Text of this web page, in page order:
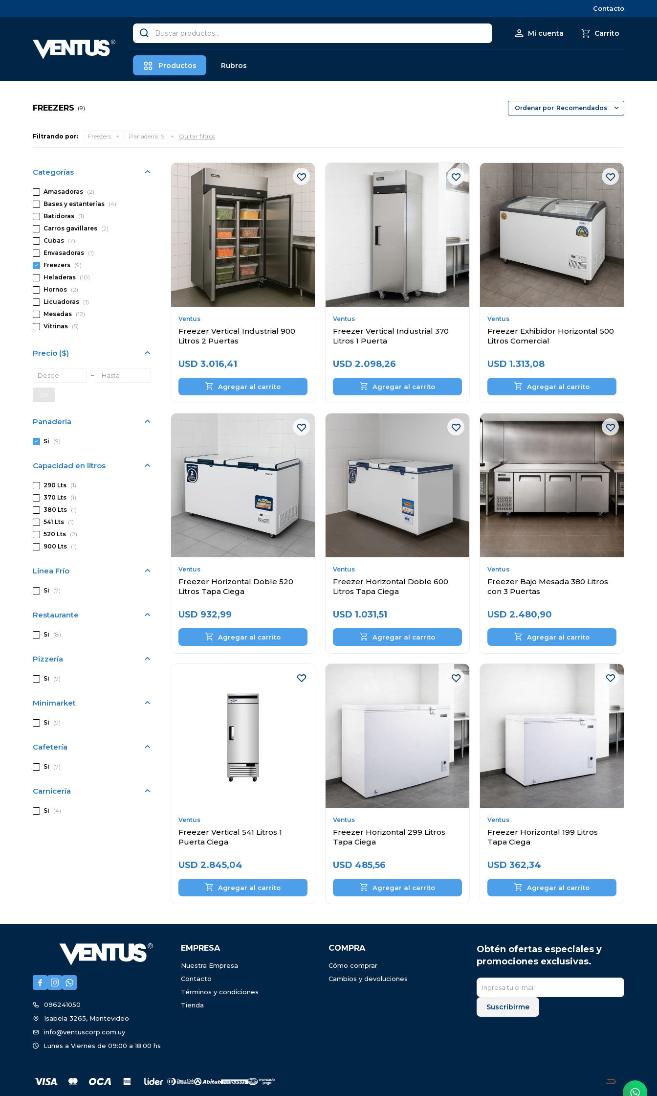
Productos Rubros
Contacto
FREEZERS (9) Recomendados
Filtrando por: Freezers Panadería: Si Quitar filtros
Ventus
Freezer Vertical Industrial 900
Litros 2 Puertas
USD 3.016,41
Ventus
Freezer Vertical Industrial 370
Litros 1 Puerta
USD 2.098,26
Ventus
Freezer Exhibidor Horizontal 500
Litros Comercial
USD 1.313,08
Ventus
Freezer Horizontal Doble 520
Litros Tapa Ciega
USD 932,99
Ventus
Freezer Horizontal Doble 600
Litros Tapa Ciega
USD 1.031,51
Ventus
Freezer Bajo Mesada 380 Litros
con 3 Puertas
USD 2.480,90
Ventus
Freezer Vertical 541 Litros 1
Puerta Ciega
USD 2.845,04
Ventus
Freezer Horizontal 299 Litros
Tapa Ciega
USD 485,56
Ventus
Freezer Horizontal 199 Litros
Tapa Ciega
USD 362,34
Categorías
Amasadoras (2)
Bases y estanterías (4)
Batidoras (1)
Carros gavillares (2)
Cubas (7)
Envasadoras (1)
Freezers (9)
Heladeras (10)
Hornos (2)
Licuadoras (1)
Mesadas (12)
Vitrinas (5)
Precio ($)
OK
Panadería
Si (9)
Capacidad en litros
290 Lts (1)
370 Lts (1)
380 Lts (1)
541 Lts (1)
520 Lts (2)
900 Lts (1)
Línea Frío
Si (7)
Restaurante
Si (8)
Pizzería
Si (9)
Minimarket
Si (9)
Cafetería
Si (7)
Carnicería
Si (4)
  
096241050
Isabela 3265, Montevideo
info@ventuscorp.com.uy
Lunes a Viernes de 09:00 a 18:00 hs
EMPRESA
Nuestra Empresa
Contacto
Términos y condiciones
Tienda
COMPRA
Cómo comprar
Cambios y devoluciones
Obtén ofertas especiales y
promociones exclusivas.
Suscribirme